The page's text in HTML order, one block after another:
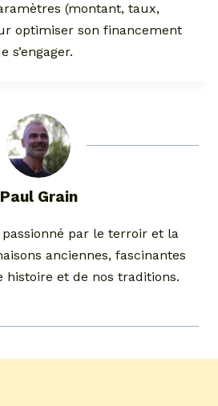
(montant, taux,
optimiser son financement
s’engager.
Paul Grain
passionné par le terroir et la
anciennes, fascinantes
histoire et de nos traditions.